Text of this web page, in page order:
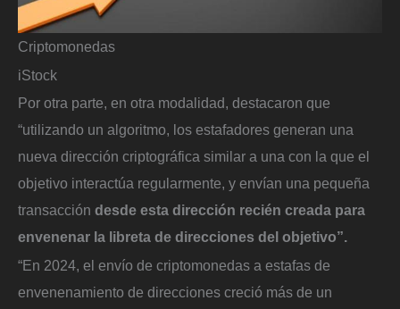
Criptomonedas
iStock
Por otra parte, en otra modalidad, destacaron que
“utilizando un algoritmo, los estafadores generan una
nueva dirección criptográfica similar a una con la que el
objetivo interactúa regularmente, y envían una pequeña
transacción desde esta dirección recién creada para
envenenar la libreta de direcciones del objetivo”.
“En 2024, el envío de criptomonedas a estafas de
envenenamiento de direcciones creció más de un